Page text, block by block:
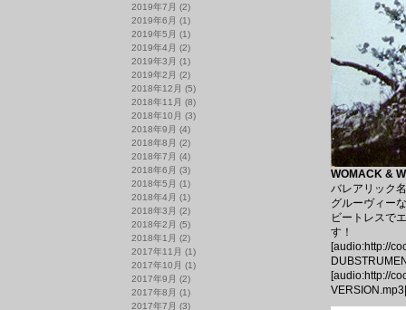
WOMACK &
バレアリック
グルーヴィー
ビートレスで
す！
[audio:http://
[audio:http://
2019年7月 (2)
2019年6月 (1)
2019年5月 (1)
2019年4月 (2)
2019年3月 (1)
2019年2月 (2)
2018年12月 (5)
2018年11月 (8)
2018年10月 (3)
2018年9月 (4)
2018年8月 (2)
2018年7月 (4)
2018年6月 (3)
2018年5月 (1)
2018年4月 (1)
2018年3月 (2)
2018年2月 (5)
2018年1月 (2)
2017年11月 (1)
2017年10月 (1)
2017年9月 (2)
2017年8月 (1)
2017年7月 (3)